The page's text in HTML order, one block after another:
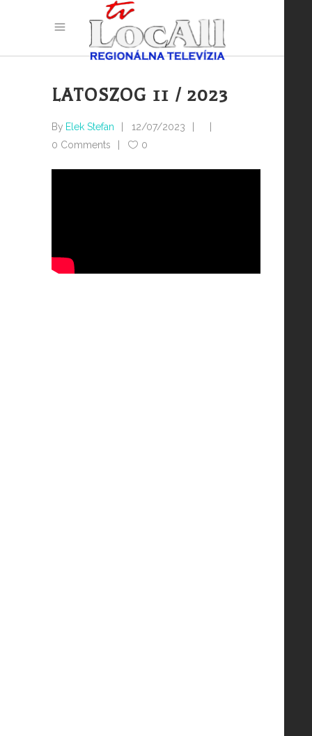
LATOSZOG 11 / 2023
By Elek Stefan
12/07/2023
0 Comments
0